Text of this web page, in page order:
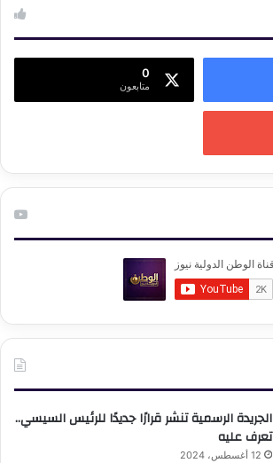
0
متابعون
الجريدة الرسمية تنشر قرارًا جديدًا للرئيس السيسي..
تعرف عليه
12 أغسطس، 2024